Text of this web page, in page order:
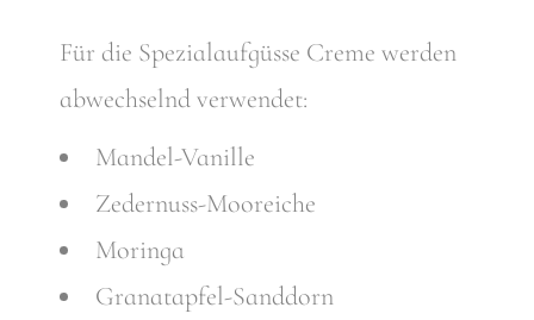
Für die Spezialaufgüsse Creme werden
abwechselnd verwendet:
Mandel-Vanille
Zedernuss-Mooreiche
Moringa
Granatapfel-Sanddorn